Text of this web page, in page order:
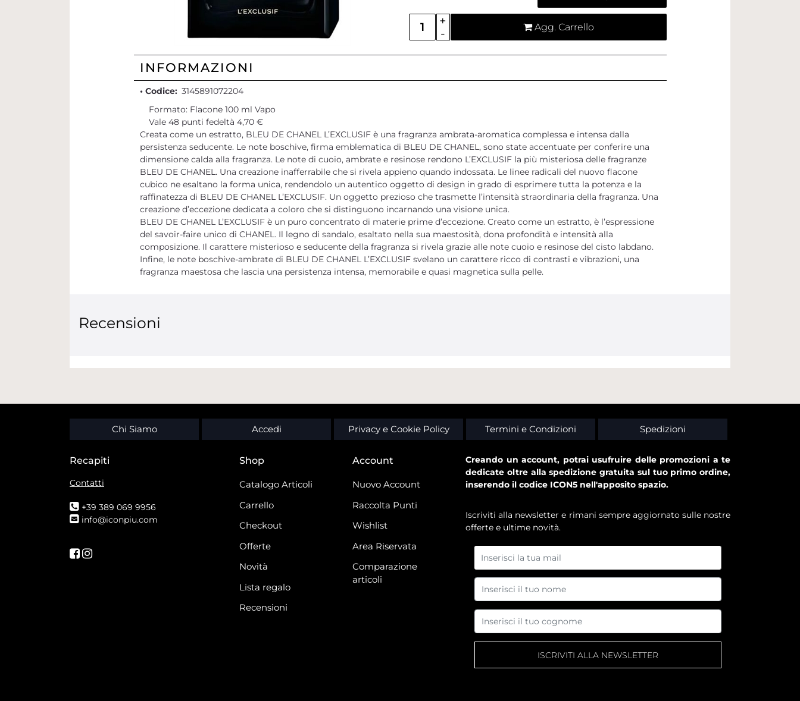
Quantità
Agg. Carrello
INFORMAZIONI
• Codice: 3145891072204
Formato: Flacone 100 ml Vapo
Vale 48 punti fedeltà 4,70 €
Creata come un estratto, BLEU DE CHANEL L’EXCLUSIF è una fragranza ambrata-aromatica complessa e intensa dalla
persistenza seducente. Le note boschive, firma emblematica di BLEU DE CHANEL, sono state accentuate per conferire una
dimensione calda alla fragranza. Le note di cuoio, ambrate e resinose rendono L’EXCLUSIF la più misteriosa delle fragranze
BLEU DE CHANEL. Una creazione inafferrabile che si rivela appieno quando indossata. Le linee radicali del nuovo flacone
cubico ne esaltano la forma unica, rendendolo un autentico oggetto di design in grado di esprimere tutta la potenza e la
raffinatezza di BLEU DE CHANEL L’EXCLUSIF. Un oggetto prezioso che trasmette l’intensità straordinaria della fragranza. Una
creazione d’eccezione dedicata a coloro che si distinguono incarnando una visione unica.
BLEU DE CHANEL L’EXCLUSIF è un puro concentrato di materie prime d’eccezione. Creato come un estratto, è l’espressione
del savoir-faire unico di CHANEL. Il legno di sandalo, esaltato nella sua maestosità, dona profondità e intensità alla
composizione. Il carattere misterioso e seducente della fragranza si rivela grazie alle note cuoio e resinose del cisto labdano.
Infine, le note boschive-ambrate di BLEU DE CHANEL L’EXCLUSIF svelano un carattere ricco di contrasti e vibrazioni, una
fragranza maestosa che lascia una persistenza intensa, memorabile e quasi magnetica sulla pelle.
Recensioni
Chi Siamo Accedi Privacy e Cookie Policy Termini e Condizioni Spedizioni
Recapiti
Contatti
+39 389 069 9956
info@iconpiu.com
Seguici su Facebook
Seguici su Instagram
Shop
Catalogo Articoli
Carrello
Checkout
Offerte
Novità
Lista regalo
Recensioni
Account
Nuovo Account
Raccolta Punti
Wishlist
Area Riservata
Comparazione
articoli
Creando un account, potrai usufruire delle promozioni a te
dedicate oltre alla spedizione gratuita sul tuo primo ordine,
inserendo il codice ICON5 nell'apposito spazio.
Iscriviti alla newsletter e rimani sempre aggiornato sulle nostre
offerte e ultime novità.